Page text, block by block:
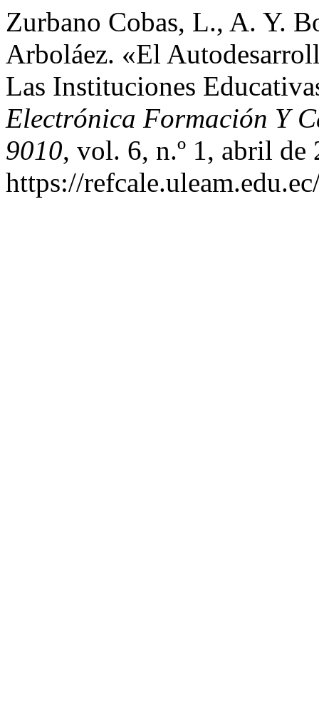
Zurbano Cobas, L., A. Y.
Arboláez. «El
Las Instituciones
Electrónica Formación Y
9010, vol. 6, n.º 1, abril de
https://